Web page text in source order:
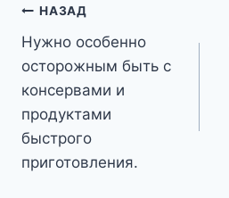
Навигация
по
записям
НАЗАД
Нужно особенно
осторожным быть с
консервами и
продуктами
быстрого
приготовления.